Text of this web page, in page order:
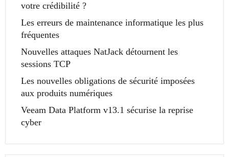
votre crédibilité ?
Les erreurs de maintenance informatique les plus
fréquentes
Nouvelles attaques NatJack détournent les
sessions TCP
Les nouvelles obligations de sécurité imposées
aux produits numériques
Veeam Data Platform v13.1 sécurise la reprise
cyber